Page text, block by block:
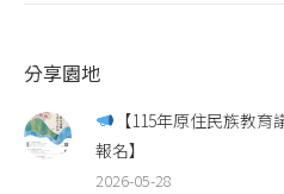
分享園地
【115年原住民族教
報名】
2026-05-28